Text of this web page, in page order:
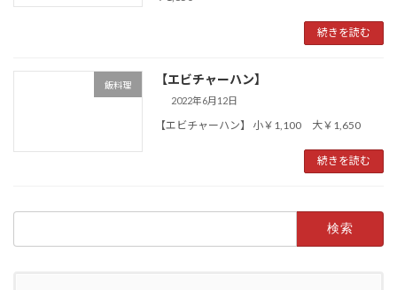
続きを読む
飯料理 【エビチャーハン】
2022年6月12日
【エビチャーハン】 小￥1,100 大￥1,650
続きを読む